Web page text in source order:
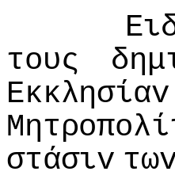
τoυς
Εκκλησίαv
στάσιv